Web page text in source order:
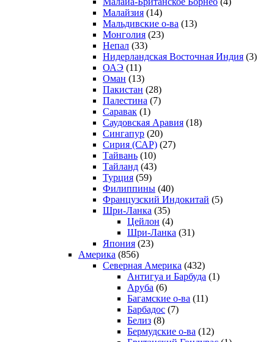
Малайзия (14)
Мальдивские о-ва (13)
Монголия (23)
Непал (33)
Нидерландская Восточная Индия (3)
ОАЭ (11)
Оман (13)
Пакистан (28)
Палестина (7)
Саравак (1)
Саудовская Аравия (18)
Сингапур (20)
Сирия (САР) (27)
Тайвань (10)
Тайланд (43)
Турция (59)
Филиппины (40)
Французский Индокитай (5)
Шри-Ланка (35)
Цейлон (4)
Шри-Ланка (31)
Япония (23)
Америка (856)
Северная Америка (432)
Антигуа и Барбуда (1)
Аруба (6)
Багамские о-ва (11)
Барбадос (7)
Белиз (8)
Бермудские о-ва (12)